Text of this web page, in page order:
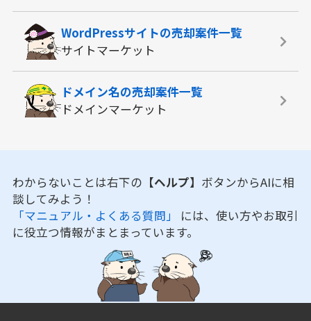
WordPressサイトの売却案件一覧
サイトマーケット
ドメイン名の売却案件一覧
ドメインマーケット
わからないことは右下の 【ヘルプ】 ボタンからAIに相
談してみよう！
「マニュアル・よくある質問」 には、使い方やお取引
に役立つ情報がまとまっています。